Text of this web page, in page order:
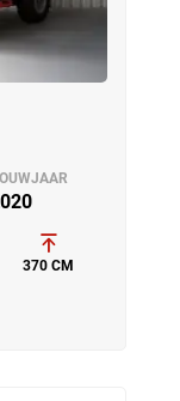
370 CM